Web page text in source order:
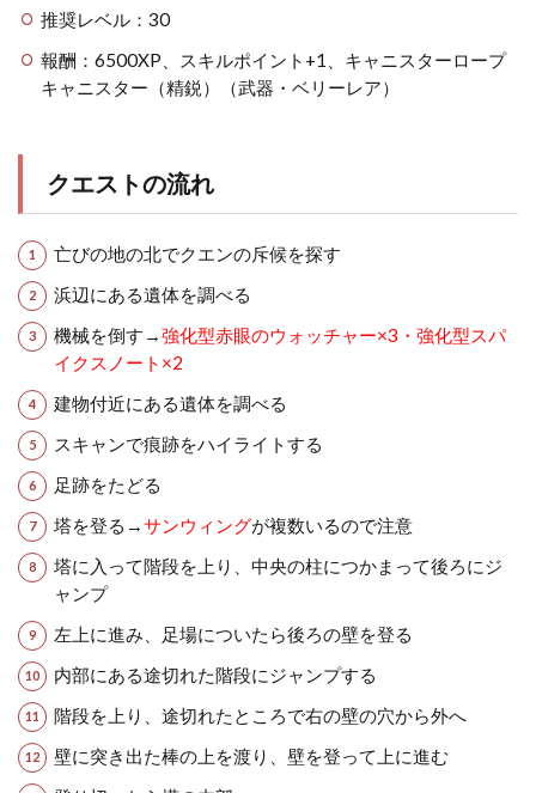
推奨レベル：30
報酬：6500XP、スキルポイント+1、キャニスターロープ
キャニスター（精鋭）（武器・ベリーレア）
クエストの流れ
亡びの地の北でクエンの斥候を探す
浜辺にある遺体を調べる
機械を倒す→強化型赤眼のウォッチャー×3・強化型スパ
イクスノート×2
建物付近にある遺体を調べる
スキャンで痕跡をハイライトする
足跡をたどる
塔を登る→サンウィングが複数いるので注意
塔に入って階段を上り、中央の柱につかまって後ろにジ
ャンプ
左上に進み、足場についたら後ろの壁を登る
内部にある途切れた階段にジャンプする
階段を上り、途切れたところで右の壁の穴から外へ
壁に突き出た棒の上を渡り、壁を登って上に進む